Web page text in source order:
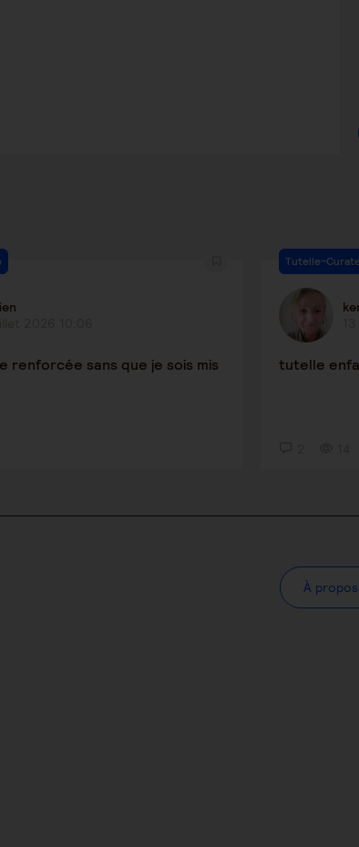
renforcée sans que je sois mis
Tutelle-
tutelle
À propos